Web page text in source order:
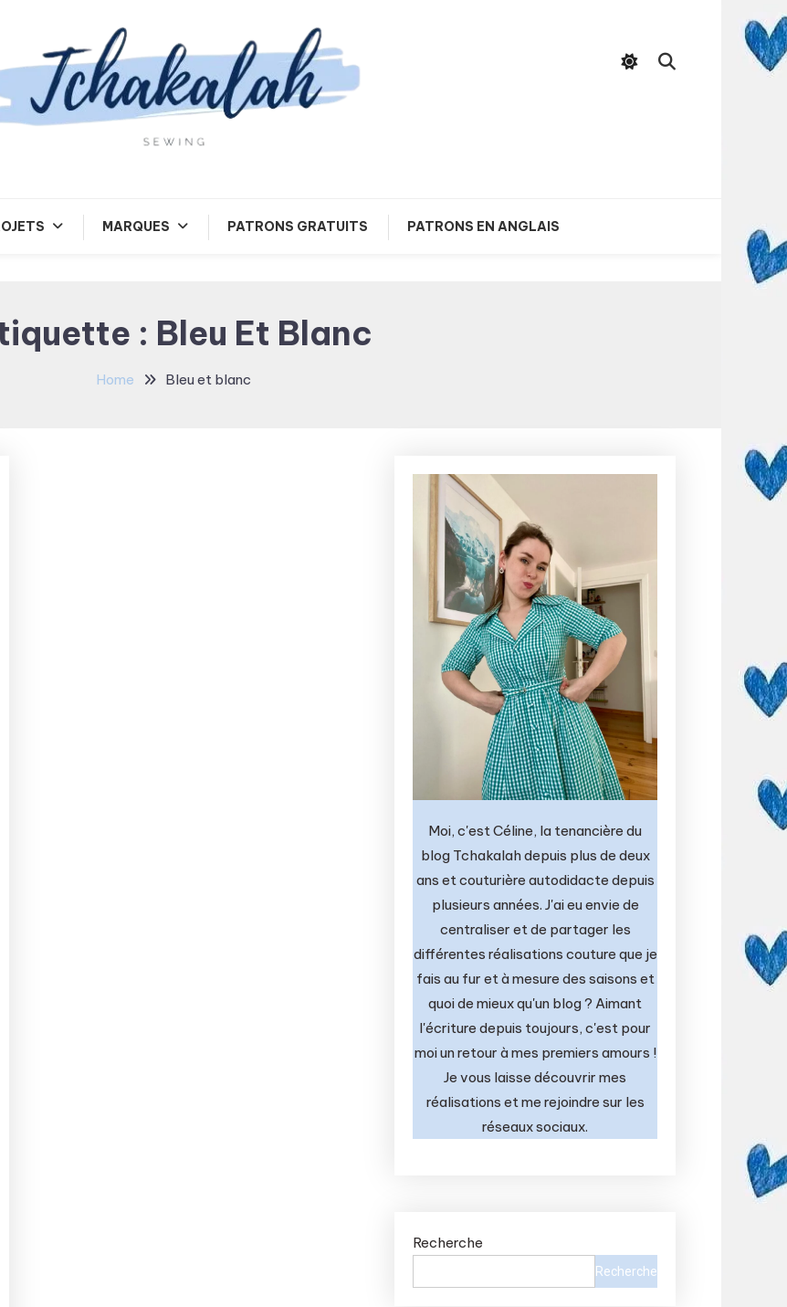
MARQUES PATRONS GRATUITS PATRONS EN ANGLAIS
: Bleu Et Blanc
Home Bleu et blanc
Moi, c'est Céline, la tenancière du
blog Tchakalah depuis plus de deux
ans et couturière autodidacte depuis
plusieurs années. J'ai eu envie de
centraliser et de partager les
différentes réalisations couture que je
fais au fur et à mesure des saisons et
quoi de mieux qu'un blog ? Aimant
l'écriture depuis toujours, c'est pour
moi un retour à mes premiers amours !
Je vous laisse découvrir mes
réalisations et me rejoindre sur les
réseaux sociaux.
Recherche
Recherche